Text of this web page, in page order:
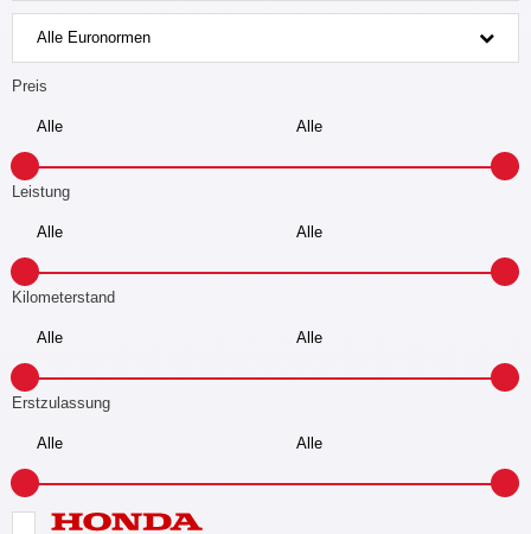
Alle Euronormen
Preis
Leistung
Kilometerstand
Erstzulassung